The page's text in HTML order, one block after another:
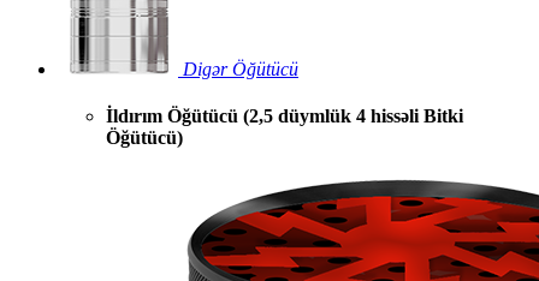
Digər Öğütücü
İldırım Öğütücü (2,5 düymlük 4 hissəli Bitki
Öğütücü)